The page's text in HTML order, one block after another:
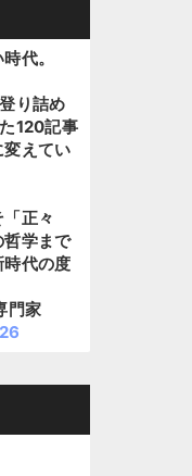
代。
り詰め
120記事
えてい
正々
学まで
代の度
門家